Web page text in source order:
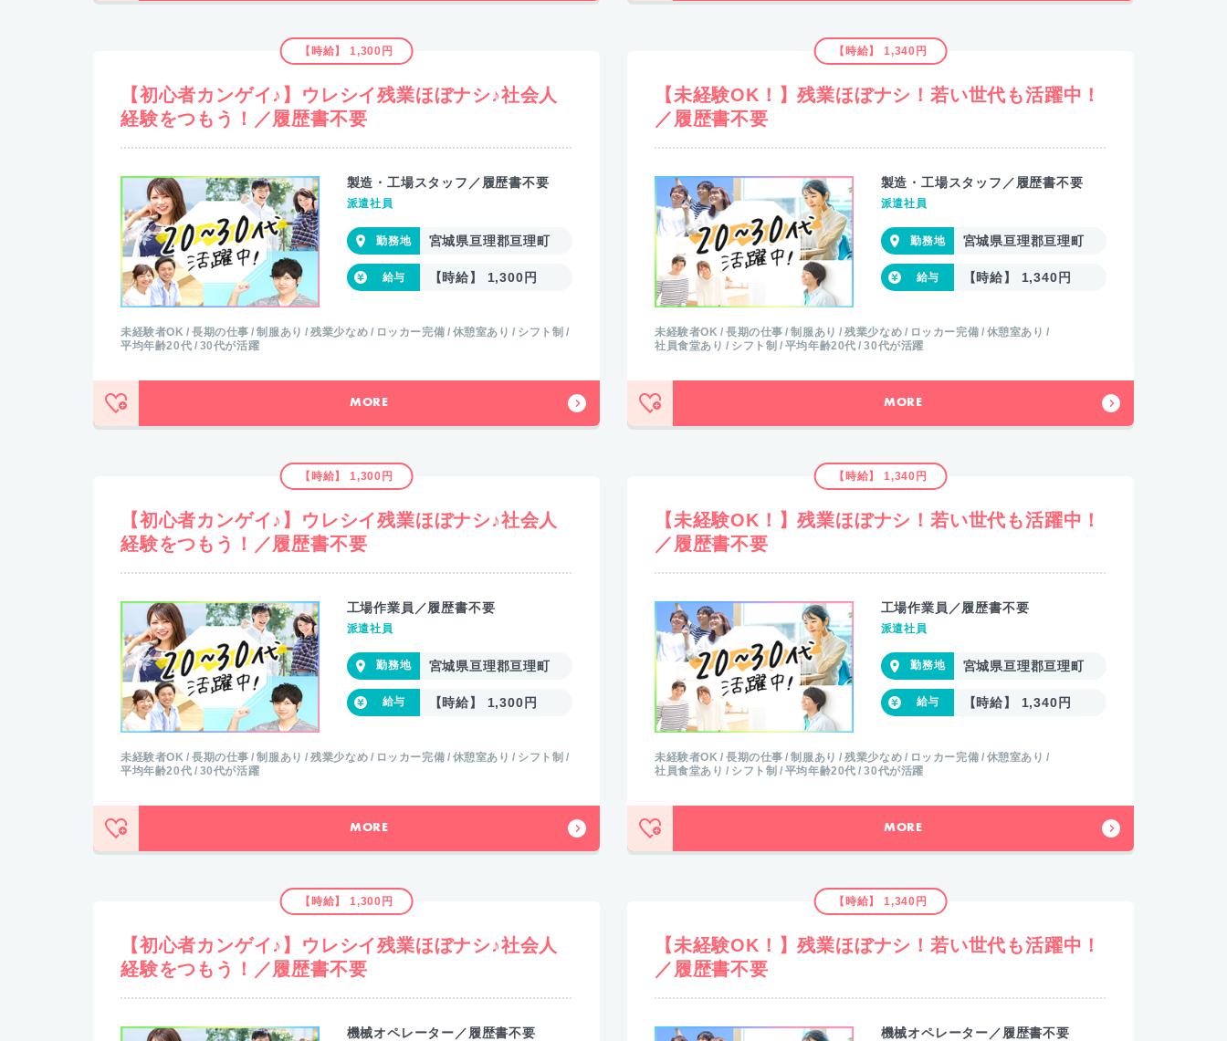
【時給】 1,300円
【初心者カンゲイ♪】ウレシイ残業ほぼナシ♪社会人
経験をつもう！／履歴書不要
製造・工場スタッフ／履歴書不要
派遣社員
宮城県亘理郡亘理町
【時給】 1,300円
未経験者OK 長期の仕事 制服あり 残業少なめ ロッカー完備 休憩室あり
シフト制
平均年齢20代
30代が活躍
MORE
【時給】 1,340円
【未経験OK！】残業ほぼナシ！若い世代も活躍中！
／履歴書不要
製造・工場スタッフ／履歴書不要
派遣社員
宮城県亘理郡亘理町
【時給】 1,340円
未経験者OK 長期の仕事 制服あり 残業少なめ ロッカー完備
休憩室あり
社員食堂あり
シフト制 平均年齢20代 30代が活躍
MORE
【時給】 1,300円
【初心者カンゲイ♪】ウレシイ残業ほぼナシ♪社会人
経験をつもう！／履歴書不要
工場作業員／履歴書不要
派遣社員
宮城県亘理郡亘理町
【時給】 1,300円
未経験者OK 長期の仕事 制服あり 残業少なめ ロッカー完備 休憩室あり
シフト制
平均年齢20代
30代が活躍
MORE
【時給】 1,340円
【未経験OK！】残業ほぼナシ！若い世代も活躍中！
／履歴書不要
工場作業員／履歴書不要
派遣社員
宮城県亘理郡亘理町
【時給】 1,340円
未経験者OK 長期の仕事 制服あり 残業少なめ ロッカー完備
休憩室あり
社員食堂あり
シフト制 平均年齢20代 30代が活躍
MORE
【時給】 1,300円
【初心者カンゲイ♪】ウレシイ残業ほぼナシ♪社会人
経験をつもう！／履歴書不要
機械オペレーター／履歴書不要
【時給】 1,340円
【未経験OK！】残業ほぼナシ！若い世代も活躍中！
／履歴書不要
機械オペレーター／履歴書不要